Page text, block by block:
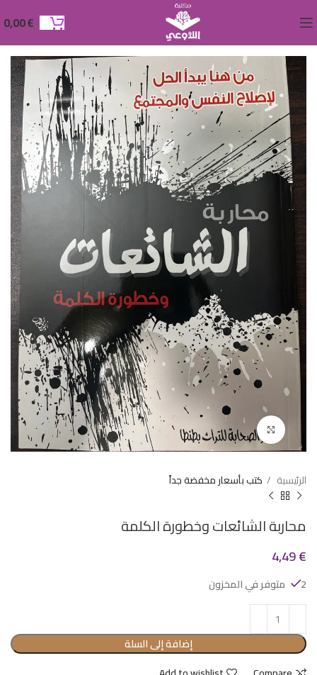
0,00€
Click to enlarge
الرئيسية كتب بأسعار مخفضة جداً
محاربة الشائعات وخطورة الكلمة
4,49€
2 متوفر في المخزون
إضافة إلى السلة